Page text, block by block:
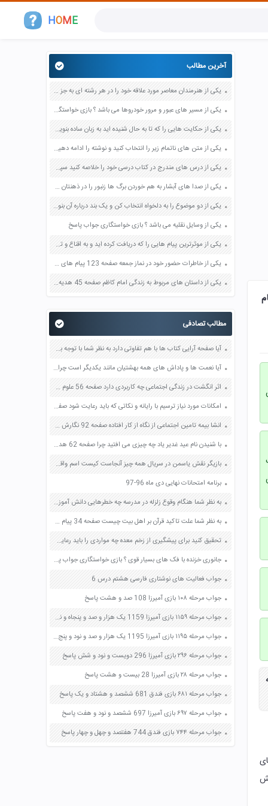
HOME
آنها می دهد صفحه 31 پیام
آخرین مطالب
یکی از هنرمندان معاصر مورد علاقه خود را در هر رشته ای به جز عکاسی صفحه 69 فرهنگ و هنر نهم
یکی از مسیر های عبور و مرور خودروها می باشد ؟ بازی خواستگاری جواب پاسخ
یکی از حکایت هایی را که تا به حال شنیده اید به زبان ساده بنویسید صفحه 97 نگارش ششم دبستان
یکی از متن های ناتمام زیر را انتخاب کنید و نوشته را ادامه دهید صفحه 73 و 74 کتاب نگارش فارسی پنجم دبستان
یکی از درس های مندرج در کتاب درسی خود را خلاصه کنید سپس متن خلاصه شده را با بهره گیری از روش های دسته بندی نمودار جدول نقشه مفهومی نشان دهید صفحه 118 نگارش یازدهم
یکی از صدا های آبشار به هم خوردن برگ ها زنبور را در ذهنتان مجسم کنید و درباره آن یک بند بنویسید صفحه 11 نگارش پنجم
یکی از دو موضوع را به دلخواه انتخاب کن و یک بند درباره آن بنویس صفحه 35 کتاب نگارش فارسی سوم
یکی از وسایل نقلیه می باشد ؟ بازی خواستگاری جواب پاسخ
یکی از موثرترین پیام هایی را که دریافت کرده اید و به اقناع و تغییری جدی در شما منجر شده است برسی کنید و علت این تاثیر گذاری قابل توجه را بنویسید صفحه 52 تفکر و سواد رسانه ای دهم
یکی از خاطرات حضور خود در نماز جمعه صفحه 123 پیام های آسمان هفتم
یکی از داستان های مربوط به زندگی امام کاظم صفحه 45 هدیه های آسمان چهارم
مطالب تصادفی
آیا صفحه آرایی کتاب ها با هم تفاوتی دارد به نظر شما با توجه به نوع درس صفحه آرایی و طرح جلد کتاب ها متناسب طراحی شده اند صفحه 49 فرهنگ و هنر نهم
آیا نعمت ها و پاداش های همه بهشتیان مانند یکدیگر است چرا صفحه 31 پیام های آسمان هشتم
اثر انگشت در زندگی اجتماعی چه کاربردی دارد صفحه 56 علوم هشتم
امکانات مورد نیاز ترسیم با رایانه و نکاتی که باید رعایت شود صفحه 15 کار و فناوری نهم
انشا بیمه تامین اجتماعی از نگاه از کار افتاده صفحه 92 نگارش هشتم
با شنیدن نام عید غدیر یاد چه چیزی می افتید چرا صفحه 62 هدیه های آسمان پنجم
بازیگر نقش یاسمن در سریال همه چیز آنجاست کیست اسم واقعی بیوگرافی عکس
برنامه امتحانات نهایی دی ماه 96-97
به نظر شما هنگام وقوع زلزله در مدرسه چه خطرهایی دانش آموزان را تهدید می کند؟ صفحه 98 آمادگی دفاعی نهم
به نظر شما علت تاکید قرآن بر اهل بیت چیست صفحه 34 پیام های آسمان هشتم
تحقیق کنید برای پیشگیری از زخم معده چه مواردی را باید رعایت کنید صفحه 114 علوم هفتم
جانوری خزنده با فک های بسیار قوی ؟ بازی خواستگاری جواب پاسخ
جواب فعالیت های نوشتاری فارسی هشتم درس 6
جواب مرحله ۱۰۸ بازی آمیرزا 108 صد و هشت پاسخ
جواب مرحله ۱۱۵۹ بازی آمیرزا 1159 یک هزار و صد و پنجاه و نه پاسخ
جواب مرحله ۱۱۹۵ بازی آمیرزا 1195 یک هزار و صد و نود و پنج پاسخ
جواب مرحله ۲۹۶ بازی آمیرزا 296 دویست و نود و شش پاسخ
جواب مرحله ۲۸ بازی آمیرزا 28 بیست و هشت پاسخ
جواب مرحله ۶۸۱ بازی فندق 681 ششصد و هشتاد و یک پاسخ
جواب مرحله ۶۹۷ بازی آمیرزا 697 ششصد و نود و هفت پاسخ
جواب مرحله ۷۴۴ بازی فندق 744 هفتصد و چهل و چهار پاسخ